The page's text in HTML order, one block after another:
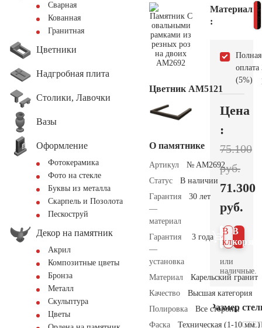
Сварная
Кованная
Гранитная
Цветники
Надгробная плита
Столики, Лавочки
Вазы
Оформление
Фотокерамика
Фото на стекле
Буквы из металла
Скарпель и Позолота
Пескоструй
Декор на памятник
Акрил
Композитные цветы
Бронза
Металл
Скульптура
Цветы
Цветник АМ5121
О памятнике
Артикул
№ AM2692
Статус
В наличии
Гарантия
—
материал
30 лет
Гарантия
—
установка
3 года
Материал
Карельский гранит
Качество
Высшая категория
Полировка
Все стороны
Фаска
Техническая (1-10 мм.)
Материал
:
Полная
оплата
(5%)
Цена
:
75.100
руб.
71.300
руб.
В
В 1
клик
или
наличные.
Размер